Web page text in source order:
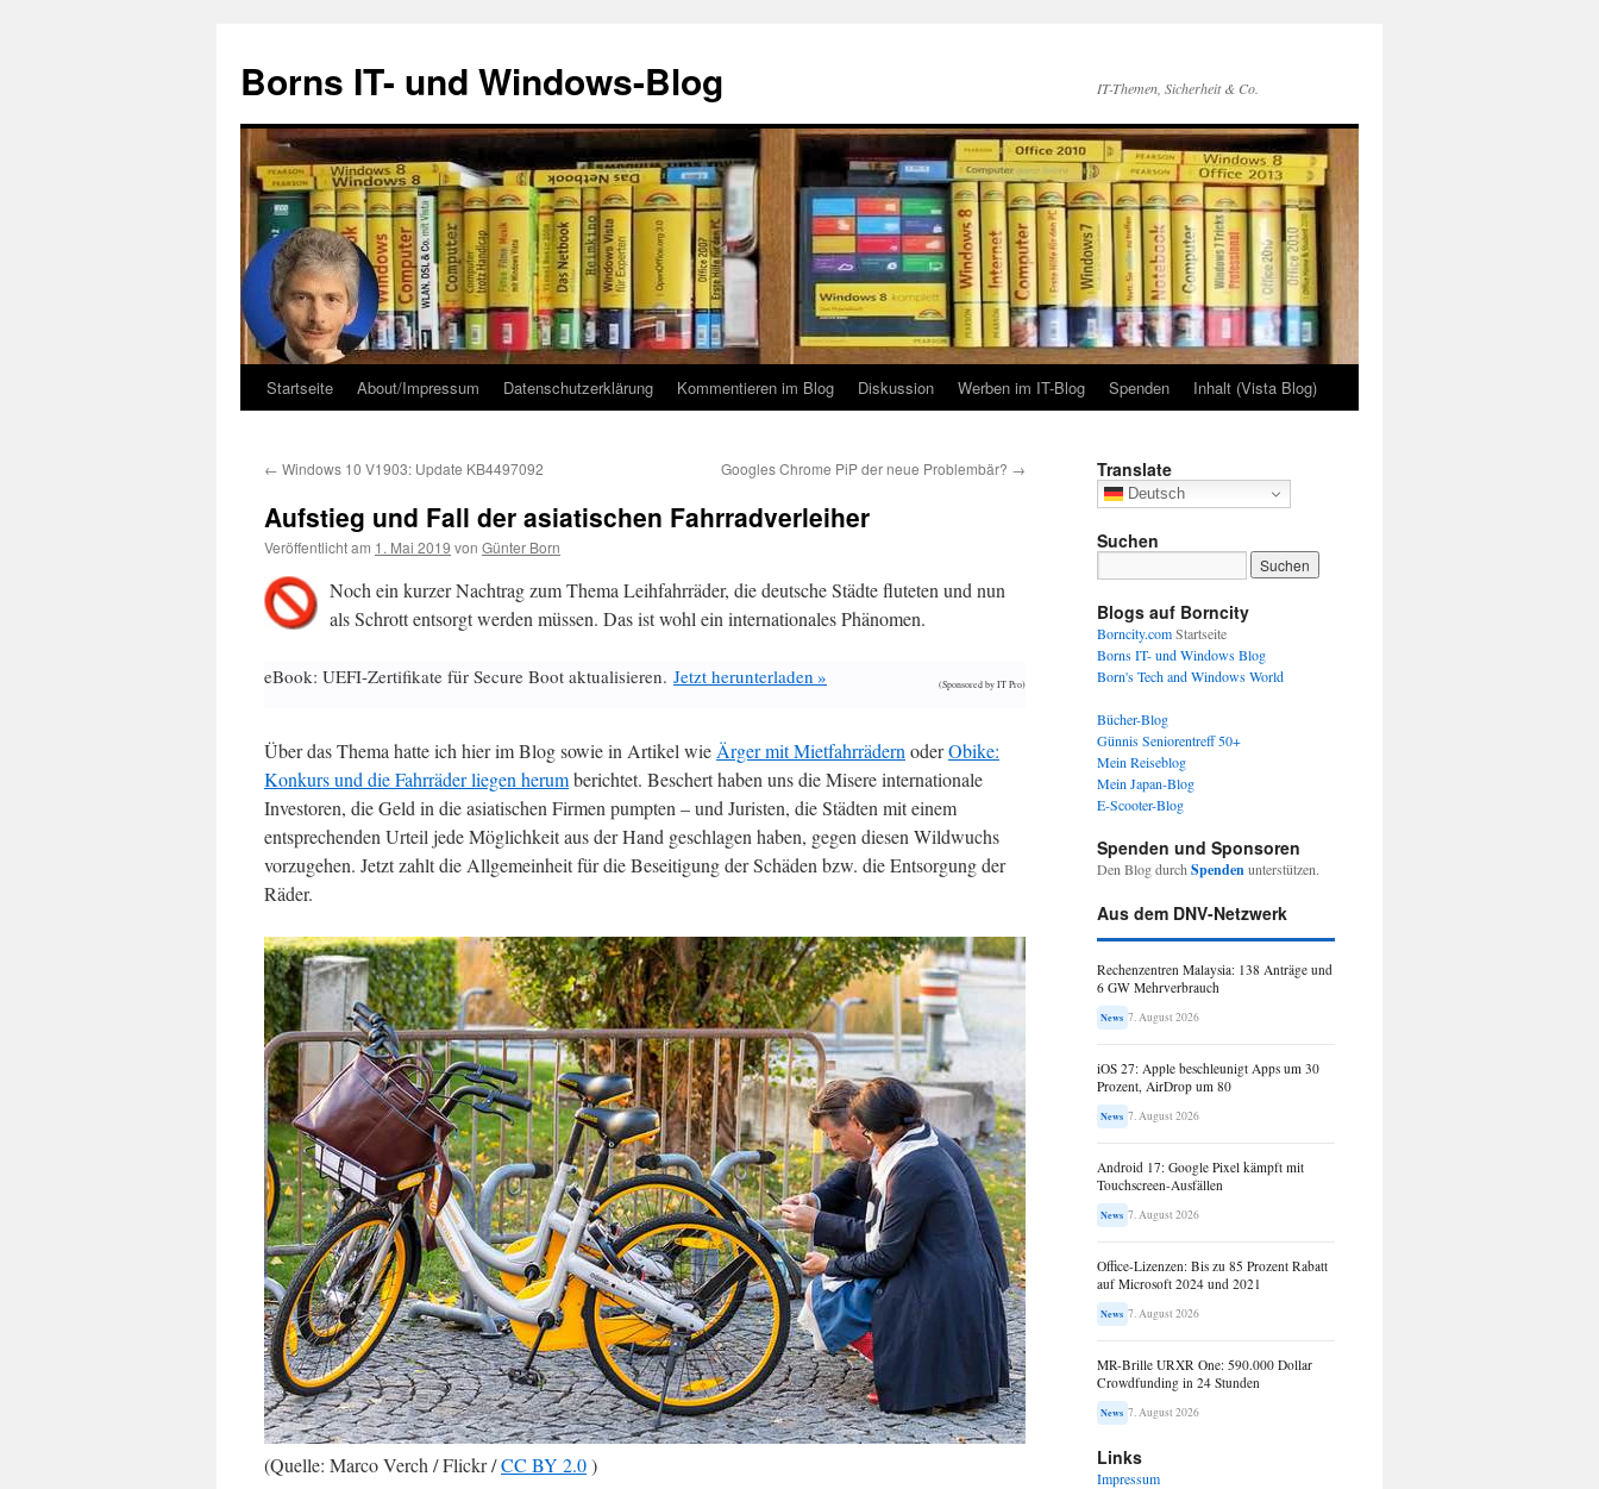
springen
Borns IT- und Windows-Blog IT-Themen, Sicherheit & Co.
Startseite About/Impressum Datenschutzerklärung Kommentieren im Blog Diskussion Werben im IT-Blog Spenden Inhalt (Vista Blog)
← Windows 10 V1903: Update KB4497092 Googles Chrome PiP der neue Problembär? →
Aufstieg und Fall der asiatischen Fahrradverleiher
Veröffentlicht am 1. Mai 2019 von Günter Born
Noch ein kurzer Nachtrag zum Thema Leihfahrräder, die deutsche Städte fluteten und nun
als Schrott entsorgt werden müssen. Das ist wohl ein internationales Phänomen.
eBook: UEFI-Zertifikate für Secure Boot aktualisieren. Jetzt herunterladen » (Sponsored by IT Pro)
Über das Thema hatte ich hier im Blog sowie in Artikel wie Ärger mit Mietfahrrädern oderObike:
Konkurs und die Fahrräder liegen herumberichtet. Beschert haben uns die Misere internationale
Investoren, die Geld in die asiatischen Firmen pumpten – und Juristen, die Städten mit einem
entsprechenden Urteil jede Möglichkeit aus der Hand geschlagen haben, gegen diesen Wildwuchs
vorzugehen. Jetzt zahlt die Allgemeinheit für die Beseitigung der Schäden bzw. die Entsorgung der
Räder.
(Quelle: Marco Verch / Flickr /CC BY 2.0)
Translate
Deutsch
Suchen
Blogs auf Borncity
Borncity.comStartseite
Borns IT- und Windows Blog
Born's Tech and Windows World
Bücher-Blog
Günnis Seniorentreff 50+
Mein Reiseblog
Mein Japan-Blog
E-Scooter-Blog
Spenden und Sponsoren
Den Blog durch Spendenunterstützen.
Aus dem DNV-Netzwerk
Rechenzentren Malaysia: 138 Anträge und
6 GW Mehrverbrauch
News 7. August 2026
iOS 27: Apple beschleunigt Apps um 30
Prozent, AirDrop um 80
News 7. August 2026
Android 17: Google Pixel kämpft mit
Touchscreen-Ausfällen
News 7. August 2026
Office-Lizenzen: Bis zu 85 Prozent Rabatt
auf Microsoft 2024 und 2021
News 7. August 2026
MR-Brille URXR One: 590.000 Dollar
Crowdfunding in 24 Stunden
News 7. August 2026
Links
Impressum